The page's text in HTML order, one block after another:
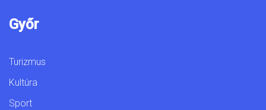
Győr
Turizmus
Kultúra
Sport